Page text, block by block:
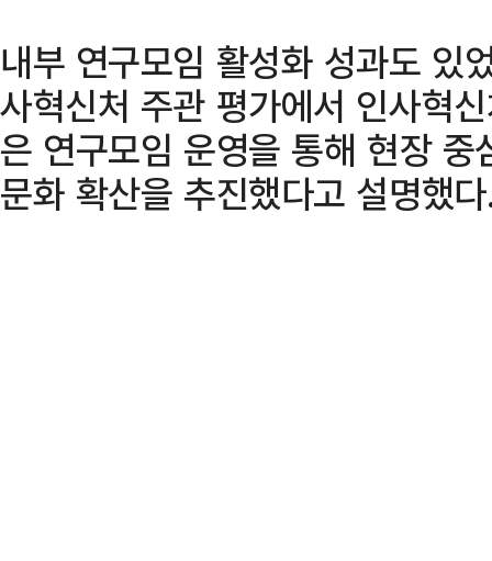
내부 연구모임 활성화 성과도 있
사혁신처 주관 평가에서 인사혁
은 연구모임 운영을 통해 현장
문화 확산을 추진했다고 설명했